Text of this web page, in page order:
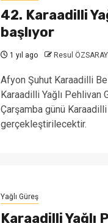
42. Karaadilli
başlıyor
1 yıl ago Resul ÖZSARAY
Afyon Şuhut Karaadilli
Karaadilli Yağlı Pehlivan
Çarşamba günü
gerçekleştirilecektir.
Yağlı Güreş
Karaadilli Yağlı